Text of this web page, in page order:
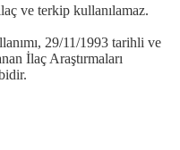
ve terkip kullanılamaz.
29/11/1993 tarihli ve
İlaç Araştırmaları